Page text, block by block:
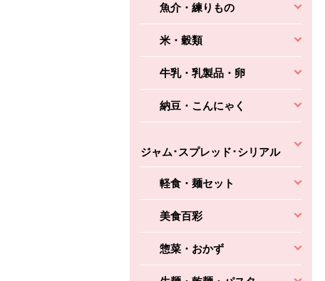
魚介・練りもの
米・穀類
牛乳・乳製品・卵
納豆・こんにゃく
ジャム･スプレッド･シリアル
軽食・麺セット
美食百彩
惣菜・おかず
ちょこっと揚げ（香
えびの風味がぶわっ！
バルサミコ
コク深くフルーティー
本体